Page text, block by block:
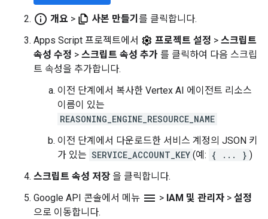
info_outline 개요 > 사본 만들기를 클릭합니다.
Apps Script 프로젝트에서
프로젝트 설정 > 스크립트
속성 수정 > 스크립트 속성 추가 를 클릭하여 다음 스크립
트 속성을 추가합니다.
이전 단계에서 복사한 Vertex AI 에이전트 리소스
이름이 있는
REASONING_ENGINE_RESOURCE_NAME
이전 단계에서 다운로드한 서비스 계정의 JSON 키
가 있는 SERVICE_ACCOUNT_KEY (예: { ... } )
스크립트 속성 저장 을 클릭합니다.
Google API 콘솔에서 메뉴 menu > IAM 및 관리자 > 설정
으로 이동합니다.